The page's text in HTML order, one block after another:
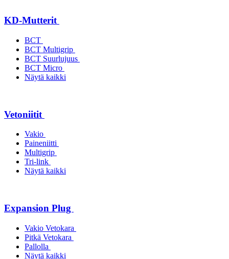
KD-Mutterit
BCT
BCT Multigrip
BCT Suurlujuus
BCT Micro
Näytä kaikki
Vetoniitit
Vakio
Paineniitti
Multigrip
Tri-link
Näytä kaikki
Expansion Plug
Vakio Vetokara
Pitkä Vetokara
Pallolla
Näytä kaikki